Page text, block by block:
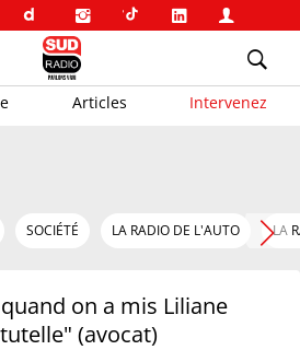
Articles Intervenez
SOCIÉTÉ LA RADIO DE L'AUTO LA
on a mis Liliane
(avocat)